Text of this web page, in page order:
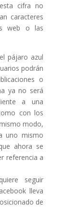
cifra no
caracteres
web o las
pájaro azul
podrán
o
ya no será
a una
con los
modo,
uno mismo
ahora se
referencia a
seguir
lleva
de